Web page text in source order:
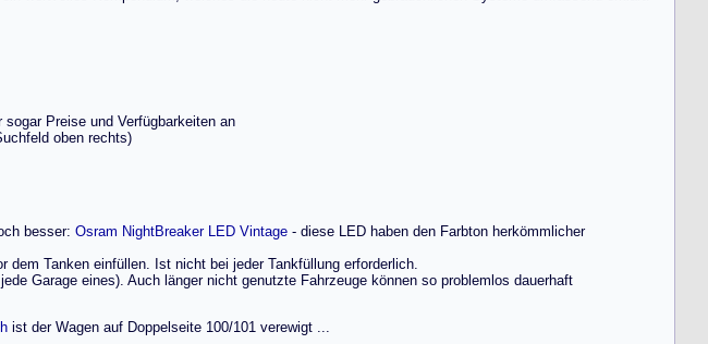
Preise und Verfügbarkeiten an
oben rechts)
besser: Osram NightBreaker LED Vintage - diese LED haben den Farbton herkömmlicher
Tanken einfüllen. Ist nicht bei jeder Tankfüllung erforderlich.
Garage eines). Auch länger nicht genutzte Fahrzeuge können so problemlos dauerhaft
ist der Wagen auf Doppelseite 100/101 verewigt ...